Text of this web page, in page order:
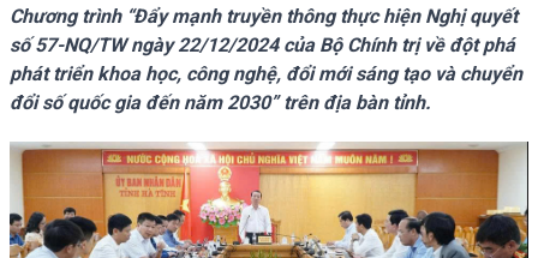
Chương trình “Đẩy mạnh truyền thông thực hiện Nghị quyết
số 57-NQ/TW ngày 22/12/2024 của Bộ Chính trị về đột phá
phát triển khoa học, công nghệ, đổi mới sáng tạo và chuyển
đổi số quốc gia đến năm 2030” trên địa bàn tỉnh.